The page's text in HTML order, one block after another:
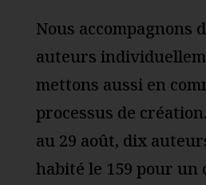
Nous accompagnons
auteurs
mettons aussi en
processus de
au 29 août, dix
habité le 159 pour un